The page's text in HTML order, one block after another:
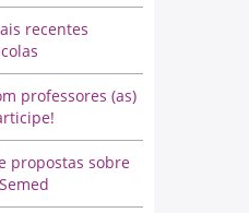
recentes
professores (as)
propostas sobre